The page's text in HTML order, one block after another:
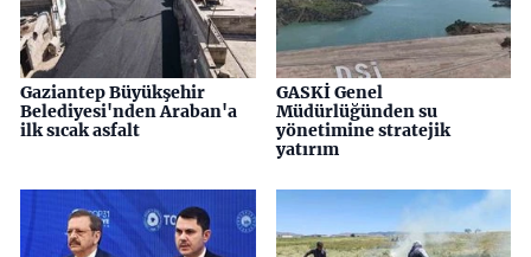
Gaziantep Büyükşehir
Belediyesi'nden Araban'a
ilk sıcak asfalt
GASKİ Genel
Müdürlüğünden su
yönetimine stratejik
yatırım